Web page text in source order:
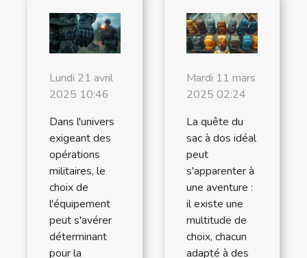
Lundi 21 avril
2025 10:46
Dans l'univers
exigeant des
opérations
militaires, le
choix de
l'équipement
peut s'avérer
déterminant
pour la
Mardi 11 mars
2025 02:24
La quête du
sac à dos idéal
peut
s'apparenter à
une aventure :
il existe une
multitude de
choix, chacun
adapté à des